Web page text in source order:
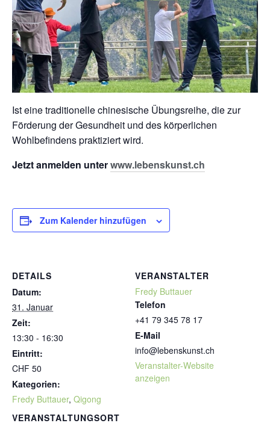
Ist eine traditionelle chinesische Übungsreihe, die zur
Förderung der Gesundheit und des körperlichen
Wohlbefindens praktiziert wird.
Jetzt anmelden unterwww.lebenskunst.ch
Zum Kalender hinzufügen
DETAILS
Datum:
31. Januar
Zeit:
13:30 - 16:30
Eintritt:
CHF 50
Kategorien:
Fredy Buttauer, Qigong
VERANSTALTUNGSORT
VERANSTALTER
Fredy Buttauer
Telefon
+41 79 345 78 17
E-Mail
info@lebenskunst.ch
Veranstalter-Website
anzeigen